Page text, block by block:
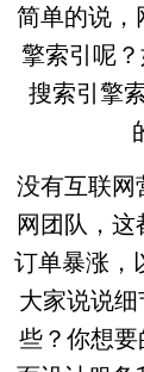
简单的说，
擎索引呢
搜索引擎
没有互联网
网团队，
订单暴涨，
大家说说
些？你想要